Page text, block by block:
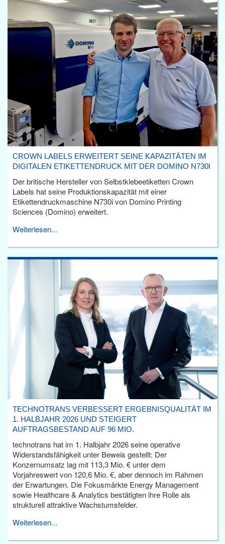
CROWN LABELS ERWEITERT SEINE KAPAZITÄTEN IM
DIGITALEN ETIKETTENDRUCK MIT DER DOMINO N730I
Der britische Hersteller von Selbstklebeetiketten Crown
Labels hat seine Produktionskapazität mit einer
Etikettendruckmaschine N730i von Domino Printing
Sciences (Domino) erweitert.
Weiterlesen...
TECHNOTRANS VERBESSERT ERGEBNISQUALITÄT IM
1. HALBJAHR 2026 UND STEIGERT
AUFTRAGSBESTAND AUF 96 MIO.
technotrans hat im 1. Halbjahr 2026 seine operative
Widerstandsfähigkeit unter Beweis gestellt: Der
Konzernumsatz lag mit 113,3 Mio. € unter dem
Vorjahreswert von 120,6 Mio. €, aber dennoch im Rahmen
der Erwartungen. Die Fokusmärkte Energy Management
sowie Healthcare & Analytics bestätigten ihre Rolle als
strukturell attraktive Wachstumsfelder.
Weiterlesen...